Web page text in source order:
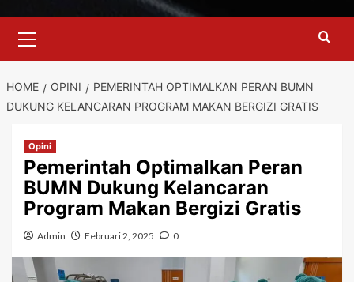
Menu
HOME OPINI
PEMERINTAH OPTIMALKAN PERAN BUMN
DUKUNG KELANCARAN PROGRAM MAKAN BERGIZI GRATIS
Opini
Pemerintah Optimalkan Peran
BUMN Dukung Kelancaran
Program Makan Bergizi Gratis
Admin Februari 2, 2025 0